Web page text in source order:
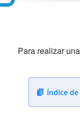
Para realizar
Índice